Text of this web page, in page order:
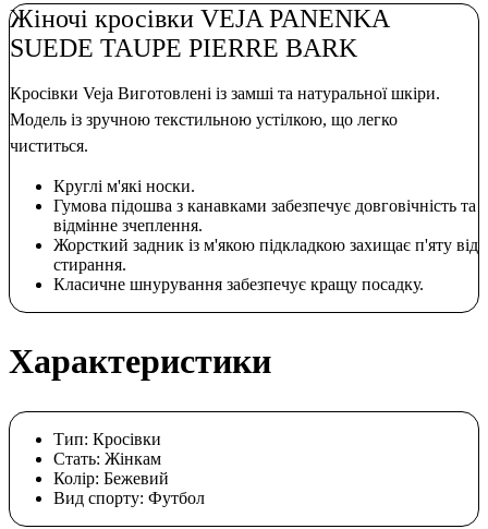
Жіночі кросівки VEJA PANENKA
SUEDE TAUPE PIERRE BARK
Кросівки Veja Виготовлені із замші та натуральної шкіри.
Модель із зручною текстильною устілкою, що легко
чиститься.
Круглі м'які носки.
Гумова підошва з канавками забезпечує довговічність та
відмінне зчеплення.
Жорсткий задник із м'якою підкладкою захищає п'яту від
стирання.
Класичне шнурування забезпечує кращу посадку.
Характеристики
Тип: Кросівки
Стать: Жінкам
Колір: Бежевий
Вид спорту: Футбол